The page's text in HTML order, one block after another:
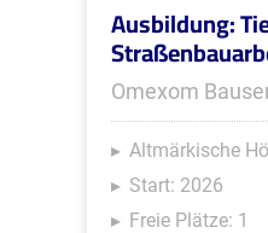
Ausbildung:
Omexom
Altmärkische
Start: 2026
Freie Plätze: 1